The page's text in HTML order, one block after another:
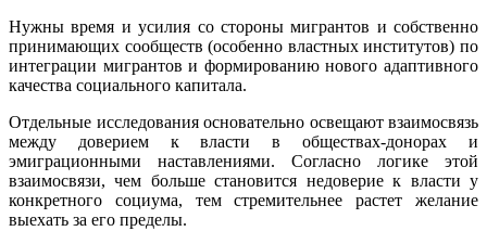
Нужны время и усилия со стороны мигрантов и собственно
принимающих сообществ (особенно властных институтов) по
интеграции мигрантов и формированию нового адаптивного
качества социального капитала.
Отдельные исследования основательно освещают взаимосвязь
между доверием к власти в обществах-донорах и
эмиграционными наставлениями. Согласно логике этой
взаимосвязи, чем больше становится недоверие к власти у
конкретного социума, тем стремительнее растет желание
выехать за его пределы.